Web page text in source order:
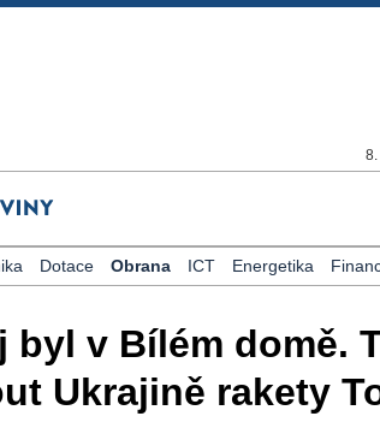
Dotace Obrana ICT Energetika
byl v Bílém domě.
Ukrajině rakety